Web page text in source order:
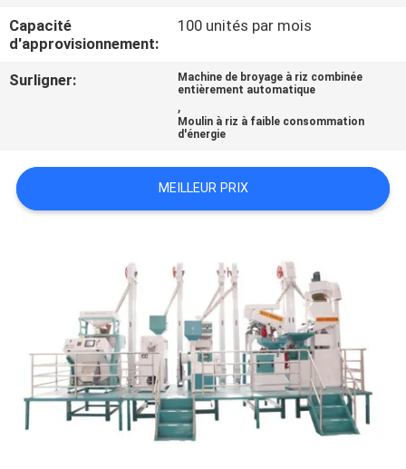
NOUVELLES
DEMANDEZ
PLAN
POLITIQUE
EN
MATIÈRE
DE
PROTECTION
Capacité
d'approvisionnement:
100 unités par mois
Surligner:
Machine de broyage à riz combinée
entièrement automatique
,
Moulin à riz à faible consommation
d'énergie
MEILLEUR PRIX